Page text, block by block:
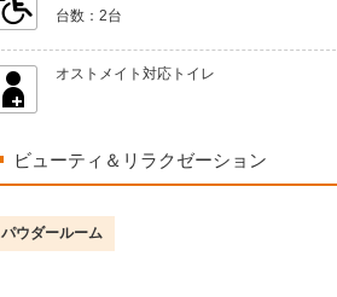
台数： 2台
オストメイト対応トイレ
ビューティ＆リラクゼーション
パウダールーム